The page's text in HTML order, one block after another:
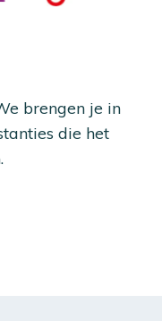
brengen je in
die het